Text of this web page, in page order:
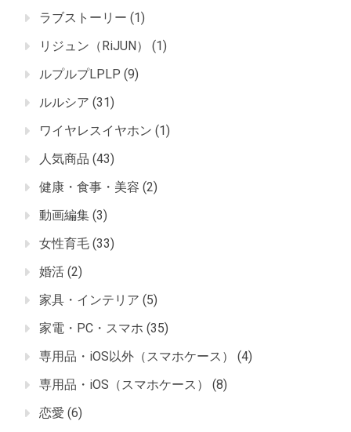
ラブストーリー (1)
リジュン（RiJUN）
(1)
ルプルプLPLP (9)
ルルシア (31)
ワイヤレスイヤホン (1)
人気商品 (43)
健康・食事・美容 (2)
動画編集 (3)
女性育毛 (33)
婚活 (2)
家具・インテリア (5)
家電・PC・スマホ (35)
専用品・iOS以外（スマホケース）
(4)
専用品・iOS（スマホケース）
(8)
恋愛 (6)